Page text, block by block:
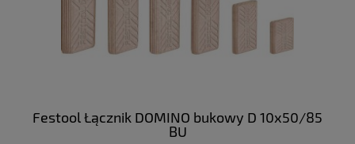
Festool Łącznik DOMINO bukowy D 10x50/85
BU